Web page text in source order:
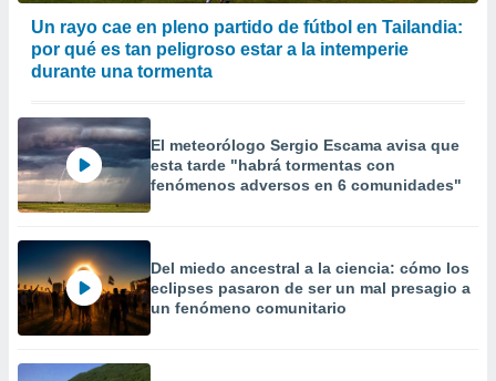
Un rayo cae en pleno partido de fútbol en Tailandia:
por qué es tan peligroso estar a la intemperie
durante una tormenta
El meteorólogo Sergio Escama avisa que
esta tarde "habrá tormentas con
fenómenos adversos en 6 comunidades"
Del miedo ancestral a la ciencia: cómo los
eclipses pasaron de ser un mal presagio a
un fenómeno comunitario